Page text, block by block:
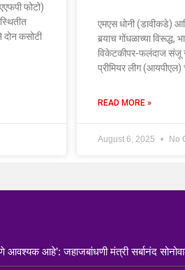
फोटो)
दोन कसोटी
एमएस धोनी (डावीकडे)
बर्‍याच गोंधळाच्या विरूद्ध,
विकेटकीपर-फलंदाज
प्रीमियर लीग (आयपीएल)
READ MORE »
August 6, 2025 No
आवश्यक आहे’: जहाजबांधणी मंत्री सर्बानंद